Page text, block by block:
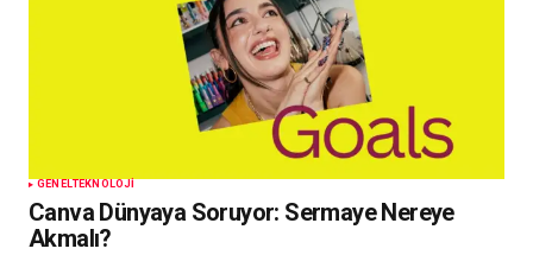
GENELTEKNOLOJI
Canva Dünyaya Soruyor: Sermaye Nereye
Akmalı?